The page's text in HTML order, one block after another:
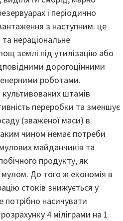
і періодично
з наступним. це
нераціональне
землі під утилізацію або
дорогоцінними
роботами.
штамів
переробки та зменшує
(зваженої маси) в
чином немає потреби
майданчиків та
продукту, як
мулом. До того ж економія в
стоків знижується у
потрібно насичувати
4 міліграми на 1